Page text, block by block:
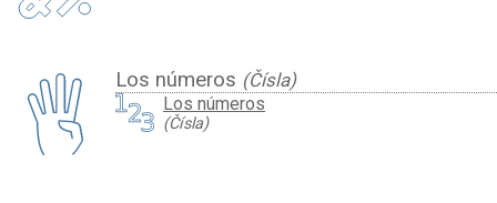
Los números (Čísla)
Los números
(Čísla)